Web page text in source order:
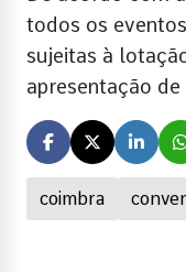
coimbra
todos os
sujeitas à
apresentação de